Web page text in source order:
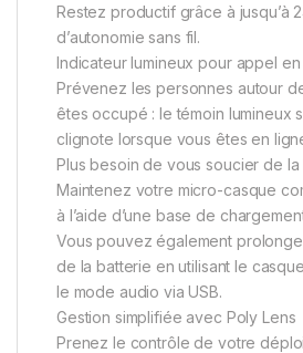
Restez productif grâce à jusqu’à
d’autonomie sans fil.
Indicateur lumineux pour appel
Prévenez les personnes autour
êtes occupé : le témoin lumineux
clignote lorsque vous êtes en
Plus besoin de vous soucier de la
Maintenez votre micro-casque
à l’aide d’une base de
Vous pouvez également
de la batterie en utilisant le
le mode audio via USB.
Gestion simplifiée avec Poly Lens
Prenez le contrôle de votre